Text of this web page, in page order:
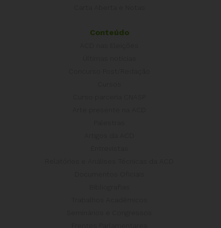
Conteúdo